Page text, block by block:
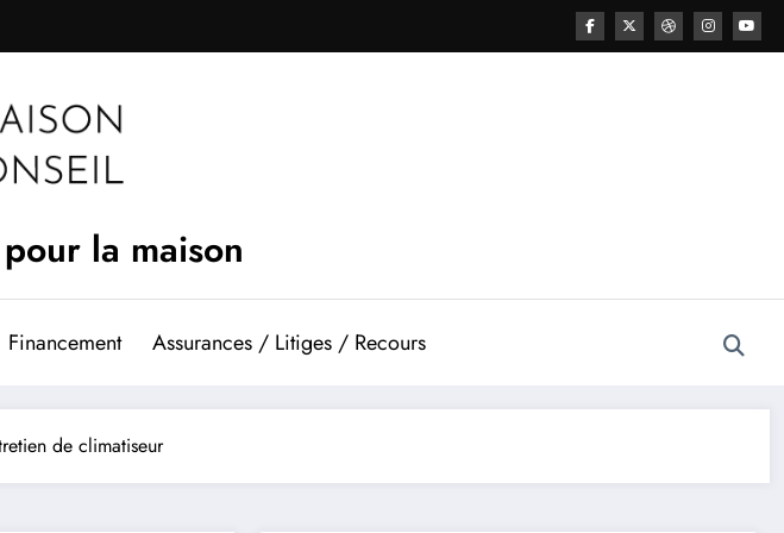
la maison
Financement Assurances / Litiges / Recours
de climatiseur